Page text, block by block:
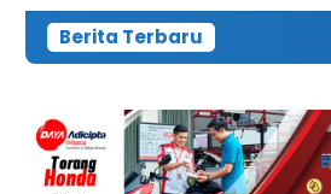
Berita Terbaru